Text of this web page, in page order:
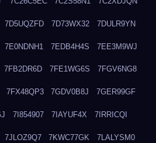
7D5UQZFD 7D73WX32 7DULR9YN
7E0NDNH1 7EDB4H4S 7EE3M9WJ
7FB2DR6D 7FE1WG6S 7FGV6NG8
7FX48QP3 7GDV0B8J 7GER99GF
7I854907 7IAYUF4X 7IRRICQI
7JLOZ9Q7 7KWC77GK 7LALYSM0